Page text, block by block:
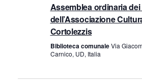
Assemblea ordinaria
dell’Associazione
Cortolezzis
Biblioteca comunaleVia
Carnico, UD, Italia